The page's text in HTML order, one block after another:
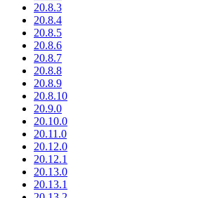
20.8.3
20.8.4
20.8.5
20.8.6
20.8.7
20.8.8
20.8.9
20.8.10
20.9.0
20.10.0
20.11.0
20.12.0
20.12.1
20.13.0
20.13.1